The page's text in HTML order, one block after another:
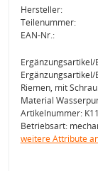
Hersteller:
Teilenummer:
EAN-Nr.:
Riemen, mit
Material
Artikelnummer:
Betriebsart:
weitere Attribute